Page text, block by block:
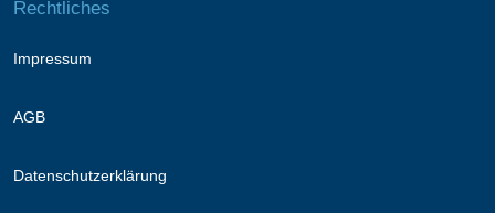
Rechtliches
Impressum
AGB
Datenschutzerklärung